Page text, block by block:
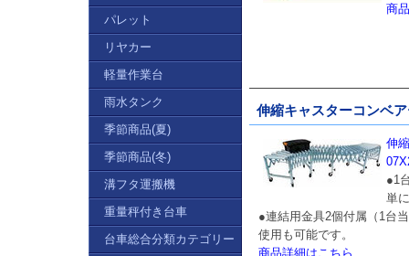
商
伸縮キャスターコンベ
伸
●1
単
●連結用金具2個付属（1台
使用も可能です。
商品詳細はこちら
パレット
リヤカー
軽量作業台
雨水タンク
季節商品(夏)
季節商品(冬)
溝フタ運搬機
重量秤付き台車
台車総合分類カテゴリー